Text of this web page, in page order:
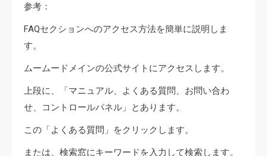
参考：
FAQセクションへのアクセス方法を簡単に説明しま
す。
ムームードメインの公式サイトにアクセスします。
上段に、「マニュアル、よくある質問、お問い合わ
せ、コントロールパネル」とあります。
この「よくある質問」をクリックします。
または、検索窓にキーワードを入力して検索します。